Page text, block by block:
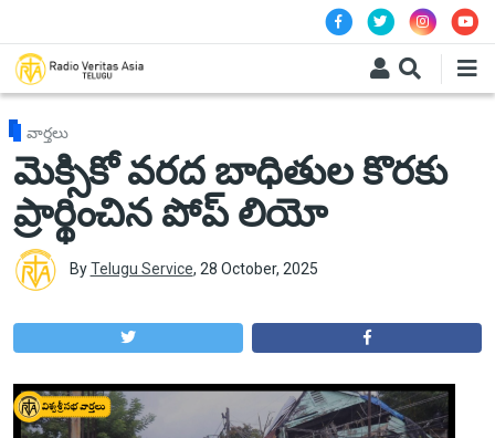
వార్తలు
మెక్సికో వరద బాధితుల కొరకు
ప్రార్థించిన పోప్ లియో
ByTelugu Service, 28 October, 2025